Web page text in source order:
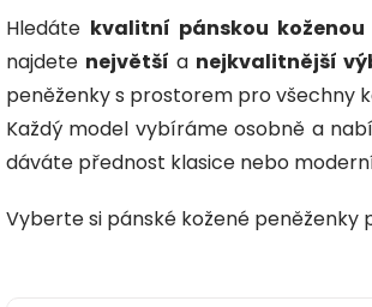
Hledáte kvalitní pánskou koženou
najdete největší a nejkvalitnější
peněženky s prostorem pro všechny
Každý model vybíráme osobně a
dáváte přednost klasice nebo
Vyberte si pánské kožené peněženky